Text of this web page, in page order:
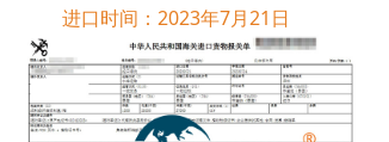
进口时间：2023年7月21日